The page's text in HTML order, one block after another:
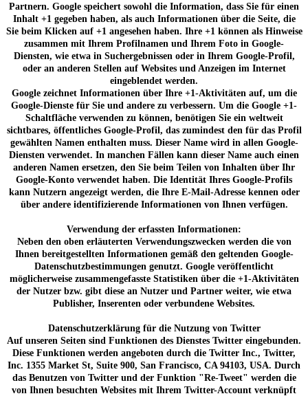
Partnern. Google speichert sowohl die Information, dass Sie für einen
Inhalt +1 gegeben haben, als auch Informationen über die Seite, die
Sie beim Klicken auf +1 angesehen haben. Ihre +1 können als Hinweise
zusammen mit Ihrem Profilnamen und Ihrem Foto in Google-
Diensten, wie etwa in Suchergebnissen oder in Ihrem Google-Profil,
oder an anderen Stellen auf Websites und Anzeigen im Internet
eingeblendet werden.
Google zeichnet Informationen über Ihre +1-Aktivitäten auf, um die
Google-Dienste für Sie und andere zu verbessern. Um die Google +1-
Schaltfläche verwenden zu können, benötigen Sie ein weltweit
sichtbares, öffentliches Google-Profil, das zumindest den für das Profil
gewählten Namen enthalten muss. Dieser Name wird in allen Google-
Diensten verwendet. In manchen Fällen kann dieser Name auch einen
anderen Namen ersetzen, den Sie beim Teilen von Inhalten über Ihr
Google-Konto verwendet haben. Die Identität Ihres Google-Profils
kann Nutzern angezeigt werden, die Ihre E-Mail-Adresse kennen oder
über andere identifizierende Informationen von Ihnen verfügen.
Verwendung der erfassten Informationen:
Neben den oben erläuterten Verwendungszwecken werden die von
Ihnen bereitgestellten Informationen gemäß den geltenden Google-
Datenschutzbestimmungen genutzt. Google veröffentlicht
möglicherweise zusammengefasste Statistiken über die +1-Aktivitäten
der Nutzer bzw. gibt diese an Nutzer und Partner weiter, wie etwa
Publisher, Inserenten oder verbundene Websites.
Datenschutzerklärung für die Nutzung von Twitter
Auf unseren Seiten sind Funktionen des Dienstes Twitter eingebunden.
Diese Funktionen werden angeboten durch die Twitter Inc., Twitter,
Inc. 1355 Market St, Suite 900, San Francisco, CA 94103, USA. Durch
das Benutzen von Twitter und der Funktion "Re-Tweet" werden die
von Ihnen besuchten Websites mit Ihrem Twitter-Account verknüpft